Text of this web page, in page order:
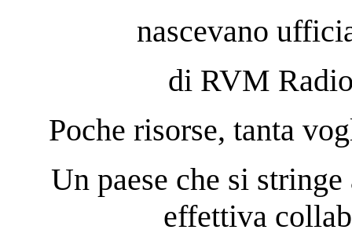
nascevano
di RVM
Poche risorse, tanta
Un paese che si
effettiva